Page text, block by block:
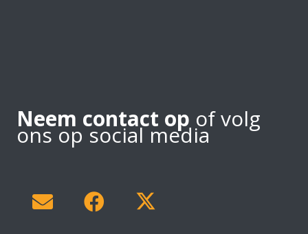
Neem contact op of volg
ons op social media